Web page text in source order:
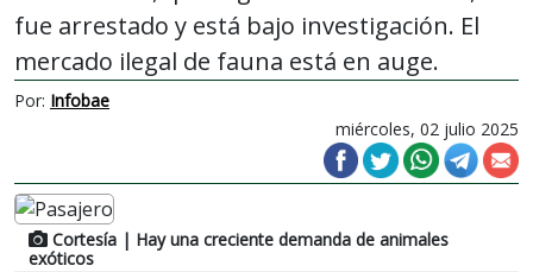
fue arrestado y está bajo investigación. El
mercado ilegal de fauna está en auge.
Por: Infobae
miércoles, 02 julio 2025
Cortesía | Hay una creciente demanda de animales
exóticos